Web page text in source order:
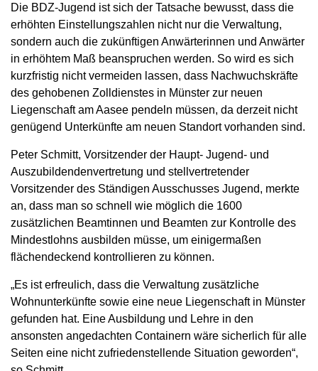
Die BDZ-Jugend ist sich der Tatsache bewusst, dass die
erhöhten Einstellungszahlen nicht nur die Verwaltung,
sondern auch die zukünftigen Anwärterinnen und Anwärter
in erhöhtem Maß beanspruchen werden. So wird es sich
kurzfristig nicht vermeiden lassen, dass Nachwuchskräfte
des gehobenen Zolldienstes in Münster zur neuen
Liegenschaft am Aasee pendeln müssen, da derzeit nicht
genügend Unterkünfte am neuen Standort vorhanden sind.
Peter Schmitt, Vorsitzender der Haupt- Jugend- und
Auszubildendenvertretung und stellvertretender
Vorsitzender des Ständigen Ausschusses Jugend, merkte
an, dass man so schnell wie möglich die 1600
zusätzlichen Beamtinnen und Beamten zur Kontrolle des
Mindestlohns ausbilden müsse, um einigermaßen
flächendeckend kontrollieren zu können.
„Es ist erfreulich, dass die Verwaltung zusätzliche
Wohnunterkünfte sowie eine neue Liegenschaft in Münster
gefunden hat. Eine Ausbildung und Lehre in den
ansonsten angedachten Containern wäre sicherlich für alle
Seiten eine nicht zufriedenstellende Situation geworden“,